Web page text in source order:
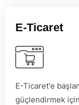
E-Ticaret
E-Ticaret'e
güçlendirmek